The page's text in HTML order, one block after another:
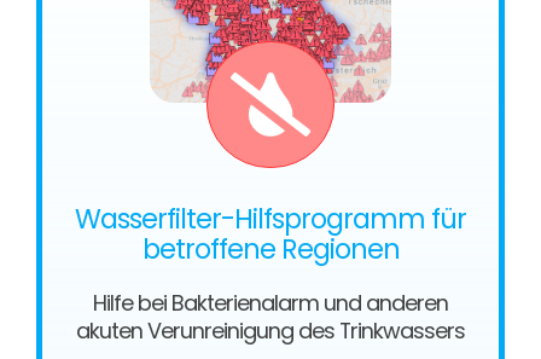
Wasserfilter-Hilfsprogramm für
betroffene Regionen
Hilfe bei Bakterienalarm und anderen
akuten Verunreinigung des Trinkwassers